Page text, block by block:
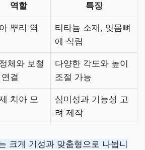
역할 특징
뿌리 역
티타늄 소재, 잇몸뼈
에 식립
체와 보철
결
다양한 각도와 높이
조절 가능
치아 모
심미성과 기능성 고
려 제작
크게 기성과 맞춤형으로 나뉩니